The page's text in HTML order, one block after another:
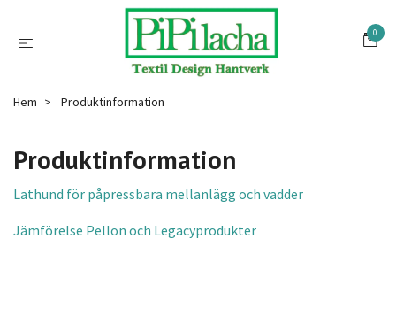
0
Hem Produktinformation
Produktinformation
Lathund för påpressbara mellanlägg och vadder
Jämförelse Pellon och Legacyprodukter